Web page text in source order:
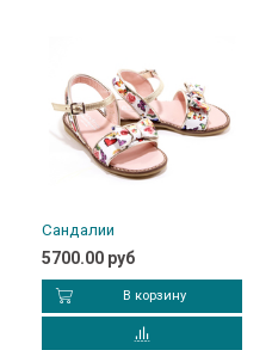
Сандалии
5700.00 руб
В корзину